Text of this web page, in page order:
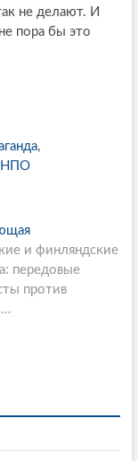
не делают. И
пора бы это
,
НПО
л
е
д
и финляндские
передовые
против